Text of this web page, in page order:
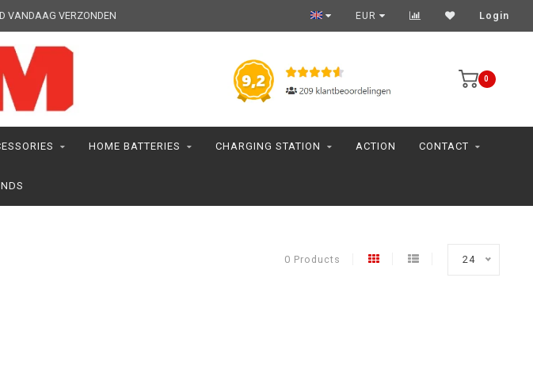
VANDAAG VERZONDEN EUR Login
0
HOME BATTERIES CHARGING STATION ACTION CONTACT
0 Products 24